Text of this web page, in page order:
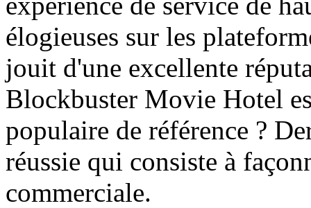
élogieuses sur les
jouit d'une excellente
Blockbuster Movie Hotel
populaire de référence ?
réussie qui consiste à
commerciale.